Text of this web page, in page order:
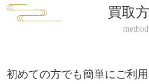
買取
初めての方でも簡単にご利